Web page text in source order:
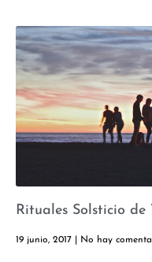
Rituales Solsticio de
19 junio, 2017 No hay